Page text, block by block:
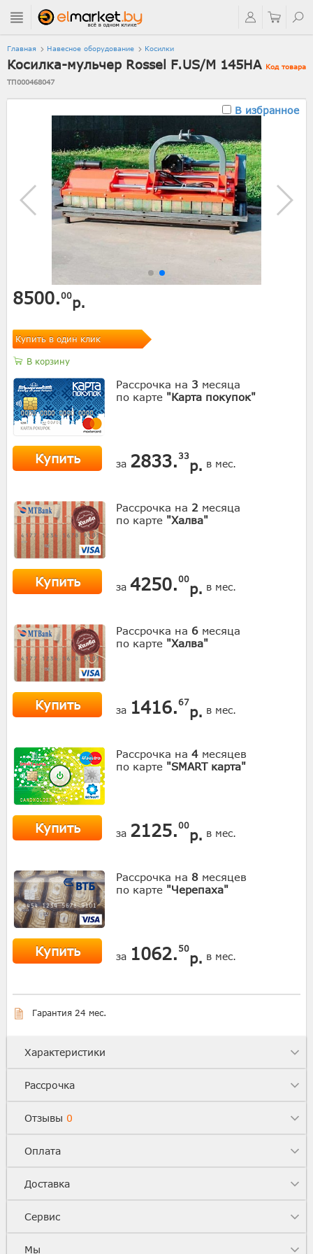
Главная Навесное оборудование Косилки
Косилка-мульчер Rossel F.US/M 145HA Код товара
ТП000468047
В избранное
8500.00р.
Купить в один клик
В корзину
Рассрочка на 3 месяца
по карте "Карта покупок"
Купить за 2833. 33
р. в мес.
Рассрочка на 2 месяца
по карте "Халва"
Купить за 4250.00
р. в мес.
Рассрочка на 6 месяца
по карте "Халва"
Купить за 1416.67
р. в мес.
Рассрочка на 4 месяцев
по карте "SMART карта"
Купить за 2125.00
р. в мес.
Рассрочка на 8 месяцев
по карте "Черепаха"
Купить за 1062. 50
р. в мес.
Гарантия 24 мес.
Характеристики
Рассрочка
Отзывы 0
Оплата
Доставка
Сервис
Мы